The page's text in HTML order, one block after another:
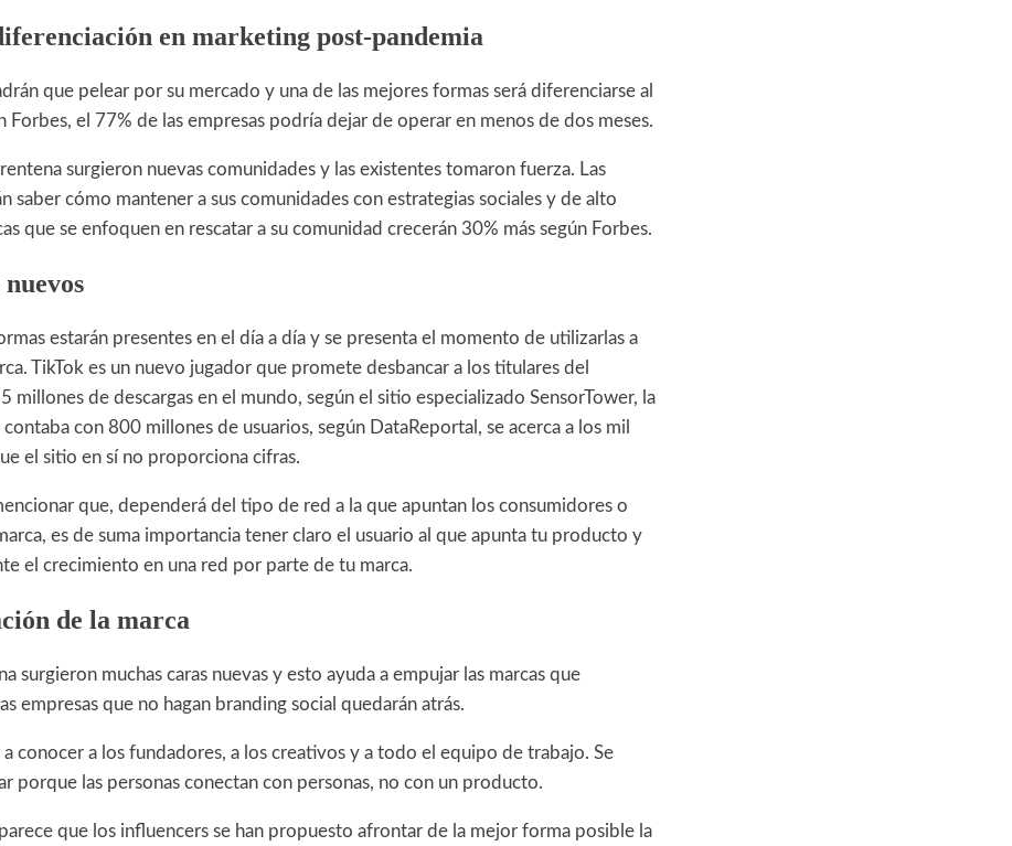
en marketing post-pandemia
que pelear por su mercado y una de las mejores formas será diferenciarse al
Forbes, el 77% de las empresas podría dejar de operar en menos de dos meses.
surgieron nuevas comunidades y las existentes tomaron fuerza. Las
saber cómo mantener a sus comunidades con estrategias sociales y de alto
que se enfoquen en rescatar a su comunidad crecerán 30% más según Forbes.
estarán presentes en el día a día y se presenta el momento de utilizarlas a
TikTok es un nuevo jugador que promete desbancar a los titulares del
millones de descargas en el mundo, según el sitio especializado SensorTower, la
con 800 millones de usuarios, según DataReportal, se acerca a los mil
el sitio en sí no proporciona cifras.
que, dependerá del tipo de red a la que apuntan los consumidores o
es de suma importancia tener claro el usuario al que apunta tu producto y
el crecimiento en una red por parte de tu marca.
de la marca
surgieron muchas caras nuevas y esto ayuda a empujar las marcas que
empresas que no hagan branding social quedarán atrás.
a conocer a los fundadores, a los creativos y a todo el equipo de trabajo. Se
porque las personas conectan con personas, no con un producto.
que los influencers se han propuesto afrontar de la mejor forma posible la